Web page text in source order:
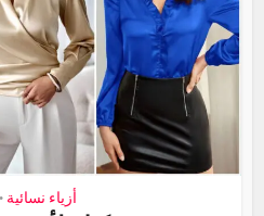
• أزياء نسائية